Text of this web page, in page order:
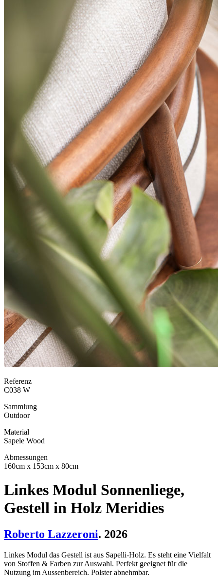
Referenz
C038 W
Sammlung
Outdoor
Material
Sapele Wood
Abmessungen
160cm x 153cm x 80cm
Linkes Modul Sonnenliege,
Gestell in Holz Meridies
Roberto Lazzeroni. 2026
Linkes Modul das Gestell ist aus Sapelli-Holz. Es steht eine Vielfalt
von Stoffen & Farben zur Auswahl. Perfekt geeignet für die
Nutzung im Aussenbereich. Polster abnehmbar.